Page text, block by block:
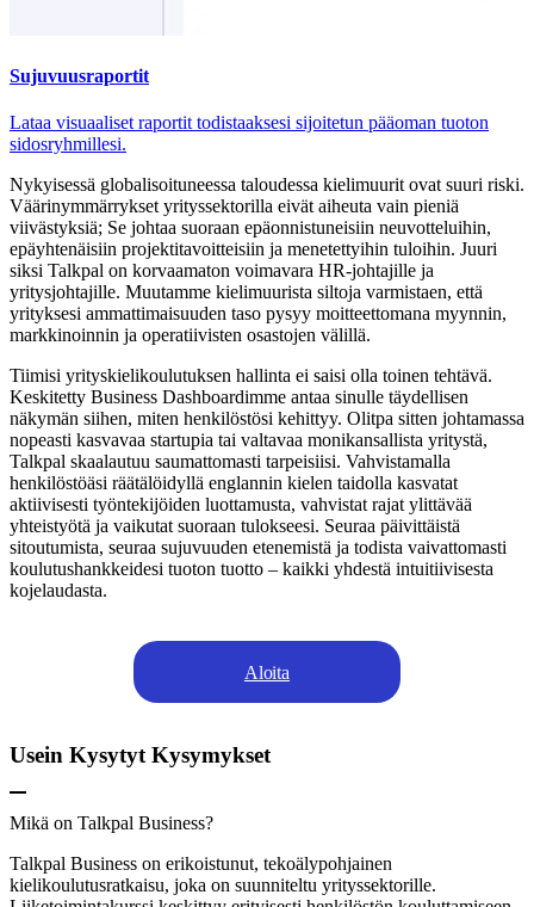
Sujuvuusraportit
Lataa visuaaliset raportit todistaaksesi sijoitetun pääoman tuoton
sidosryhmillesi.
Nykyisessä globalisoituneessa taloudessa kielimuurit ovat suuri riski.
Väärinymmärrykset yrityssektorilla eivät aiheuta vain pieniä
viivästyksiä; Se johtaa suoraan epäonnistuneisiin neuvotteluihin,
epäyhtenäisiin projektitavoitteisiin ja menetettyihin tuloihin. Juuri
siksi Talkpal on korvaamaton voimavara HR-johtajille ja
yritysjohtajille. Muutamme kielimuurista siltoja varmistaen, että
yrityksesi ammattimaisuuden taso pysyy moitteettomana myynnin,
markkinoinnin ja operatiivisten osastojen välillä.
Tiimisi yrityskielikoulutuksen hallinta ei saisi olla toinen tehtävä.
Keskitetty Business Dashboardimme antaa sinulle täydellisen
näkymän siihen, miten henkilöstösi kehittyy. Olitpa sitten johtamassa
nopeasti kasvavaa startupia tai valtavaa monikansallista yritystä,
Talkpal skaalautuu saumattomasti tarpeisiisi. Vahvistamalla
henkilöstöäsi räätälöidyllä englannin kielen taidolla kasvatat
aktiivisesti työntekijöiden luottamusta, vahvistat rajat ylittävää
yhteistyötä ja vaikutat suoraan tulokseesi. Seuraa päivittäistä
sitoutumista, seuraa sujuvuuden etenemistä ja todista vaivattomasti
koulutushankkeidesi tuoton tuotto – kaikki yhdestä intuitiivisesta
kojelaudasta.
Aloita
Usein Kysytyt Kysymykset
Mikä on Talkpal Business?
Talkpal Business on erikoistunut, tekoälypohjainen
kielikoulutusratkaisu, joka on suunniteltu yrityssektorille.